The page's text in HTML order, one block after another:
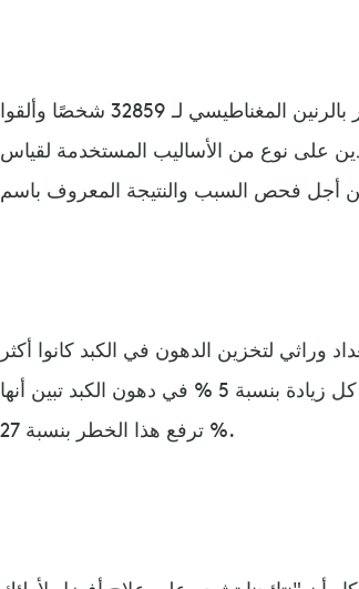
ووفق الموقع، فقد راجع الباحثون فحوصات التصوير بالرنين المغناطيسي لـ 32859 شخصًا وألقوا
على نوع من الأساليب المستخدمة لقياس
وراثي لتخزين الدهون في الكبد كانوا أكثر
عرضة للإصابة بمرض السكري من النوع 2، ولكن كل زيادة بنسبة 5 % في دهون الكبد تبين أنها
ترفع هذا الخطر بنسبة 27 %.